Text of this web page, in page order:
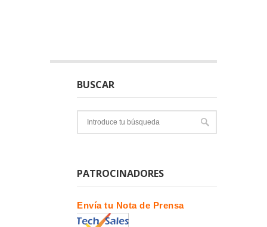
BUSCAR
PATROCINADORES
Envía tu Nota de Prensa